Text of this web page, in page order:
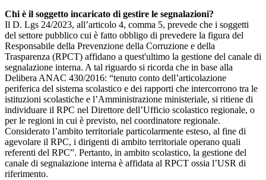
Chi è il soggetto incaricato di gestire le segnalazioni?
Il D. Lgs 24/2023, all’articolo 4, comma 5, prevede che i soggetti
del settore pubblico cui è fatto obbligo di prevedere la figura del
Responsabile della Prevenzione della Corruzione e della
Trasparenza (RPCT) affidano a quest'ultimo la gestione del canale di
segnalazione interna. A tal riguardo si ricorda che in base alla
Delibera ANAC 430/2016: “tenuto conto dell’articolazione
periferica del sistema scolastico e dei rapporti che intercorrono tra le
istituzioni scolastiche e l’Amministrazione ministeriale, si ritiene di
individuare il RPC nel Direttore dell’Ufficio scolastico regionale, o
per le regioni in cui è previsto, nel coordinatore regionale.
Considerato l’ambito territoriale particolarmente esteso, al fine di
agevolare il RPC, i dirigenti di ambito territoriale operano quali
referenti del RPC”. Pertanto, in ambito scolastico, la gestione del
canale di segnalazione interna è affidata al RPCT ossia l’USR di
riferimento.